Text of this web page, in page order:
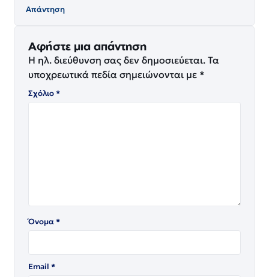
Απάντηση
Αφήστε μια απάντηση
Η ηλ. διεύθυνση σας δεν δημοσιεύεται. Τα
υποχρεωτικά πεδία σημειώνονται με *
Σχόλιο*
Όνομα*
Email *